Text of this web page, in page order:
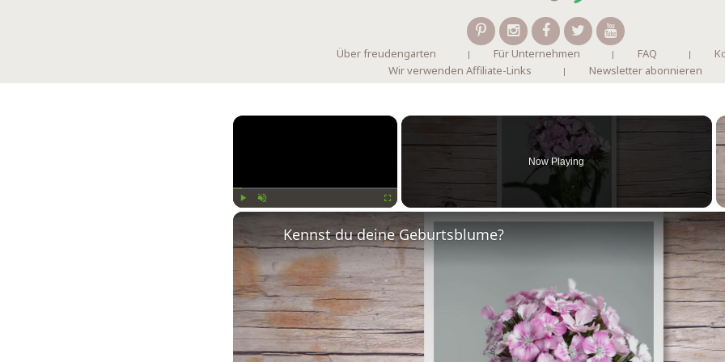
Über freudengarten Für Unternehmen FAQ
Wir verwenden Affiliate-Links
Newsletter abonnieren
×
Now Playing
Kennst du deine Geburtsblume?